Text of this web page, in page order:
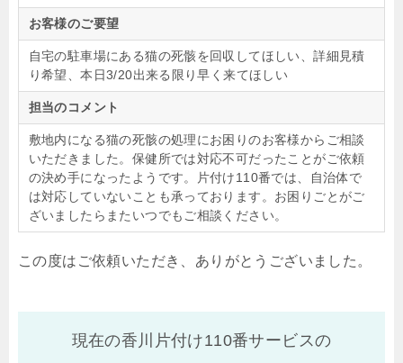
お客様のご要望
自宅の駐車場にある猫の死骸を回収してほしい、詳細見積
り希望、本日3/20出来る限り早く来てほしい
担当のコメント
敷地内になる猫の死骸の処理にお困りのお客様からご相談
いただきました。保健所では対応不可だったことがご依頼
の決め手になったようです。片付け110番では、自治体で
は対応していないことも承っております。お困りごとがご
ざいましたらまたいつでもご相談ください。
この度はご依頼いただき、ありがとうございました。
現在の香川片付け110番サービスの